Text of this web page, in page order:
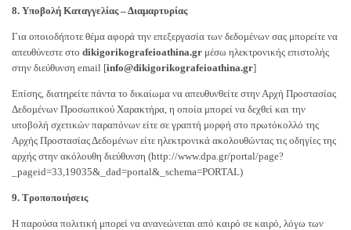
8. Υποβολή Καταγγελίας – Διαμαρτυρίας
Για οποιοδήποτε θέμα αφορά την επεξεργασία των δεδομένων σας μπορείτε να
απευθύνεστε στο dikigorikografeioathina.gr μέσω ηλεκτρονικής επιστολής
στην διεύθυνση email [info@dikigorikografeioathina.gr]
Επίσης, διατηρείτε πάντα το δικαίωμα να απευθυνθείτε στην Αρχή Προστασίας
Δεδομένων Προσωπικού Χαρακτήρα, η οποία μπορεί να δεχθεί και την
υποβολή σχετικών παραπόνων είτε σε γραπτή μορφή στο πρωτόκολλό της
Αρχής Προστασίας Δεδομένων είτε ηλεκτρονικά ακολουθώντας τις οδηγίες της
αρχής στην ακόλουθη διεύθυνση (http://www.dpa.gr/portal/page?
_pageid=33,19035&_dad=portal&_schema=PORTAL)
9. Τροποποιήσεις
Η παρούσα πολιτική μπορεί να ανανεώνεται από καιρό σε καιρό, λόγω των